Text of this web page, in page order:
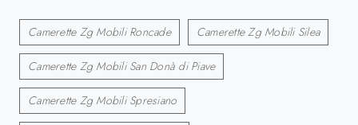
Camerette Zg Mobili Roncade Camerette Zg Mobili Silea
Camerette Zg Mobili San Donà di Piave
Camerette Zg Mobili Spresiano